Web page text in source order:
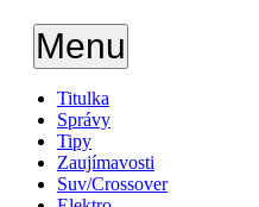
Menu
Titulka
Správy
Tipy
Zaujímavosti
Suv/Crossover